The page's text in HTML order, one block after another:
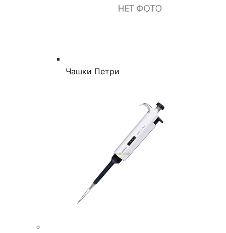
Чашки Петри